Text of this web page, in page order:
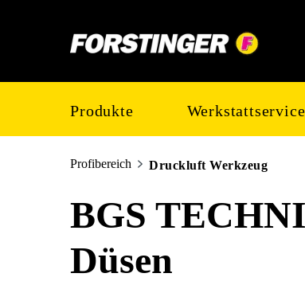
Produkte Werkstattservice
Profibereich Druckluft Werkzeug
BGS
Düsen